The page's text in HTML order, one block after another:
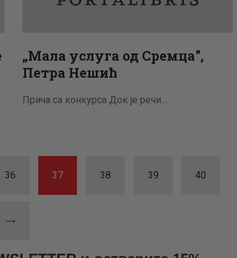
„Мала услуга од Сремца”,
Петра Нешић
Прича са конкурса Док је речи…
PAGE
36 PAGE
37 PAGE
38 PAGE
39 PAGE
40